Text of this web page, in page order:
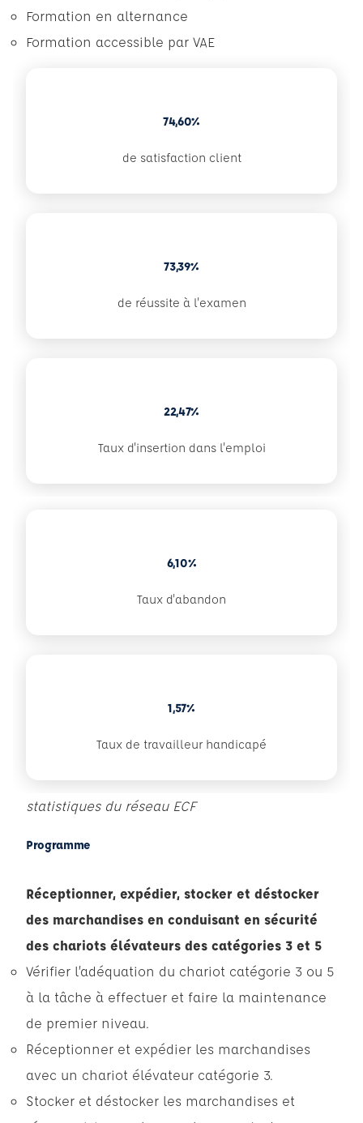
Formation en alternance
Formation accessible par VAE
74,60%
de satisfaction client
73,39%
de réussite à l'examen
22,47%
Taux d'insertion dans l'emploi
6,10%
Taux d'abandon
1,57%
Taux de travailleur handicapé
statistiques du réseau ECF
Programme
Réceptionner, expédier, stocker et déstocker
des marchandises en conduisant en sécurité
des chariots élévateurs des catégories 3 et 5
Vérifier l’adéquation du chariot catégorie 3 ou 5
à la tâche à effectuer et faire la maintenance
de premier niveau.
Réceptionner et expédier les marchandises
avec un chariot élévateur catégorie 3.
Stocker et déstocker les marchandises et